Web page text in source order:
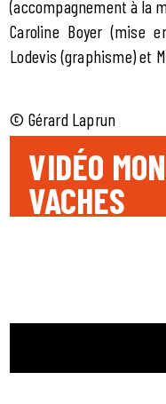
(accompagnement à la
Caroline Boyer (mise
Lodevis (graphisme) et
© Gérard Laprun
VIDÉO
VACHES